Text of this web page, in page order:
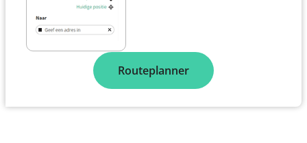
Routeplanner